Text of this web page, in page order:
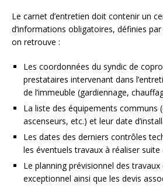
Le carnet d’entretien doit contenir un
d’informations obligatoires, définies
on retrouve :
Les coordonnées du syndic de
prestataires intervenant dans
de l’immeuble (gardiennage,
La liste des équipements communs
ascenseurs, etc.) et leur date
Les dates des derniers contrôles
les éventuels travaux à réaliser
Le planning prévisionnel des
exceptionnel ainsi que les devis